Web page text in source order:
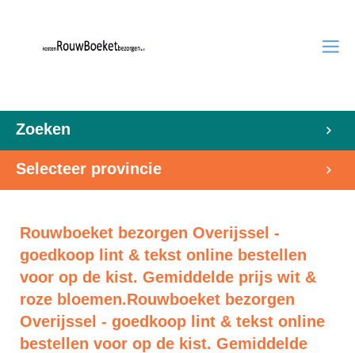
Zoeken
Selecteer provincie
Rouwboeket bezorgen Overijssel -
goedkoop lint & tekst online bestellen
voor op de kist. Gemiddelde prijs wit &
roze bloemen.Rouwboeket bezorgen
Overijssel - goedkoop lint & tekst online
bestellen voor op de kist. Gemiddelde